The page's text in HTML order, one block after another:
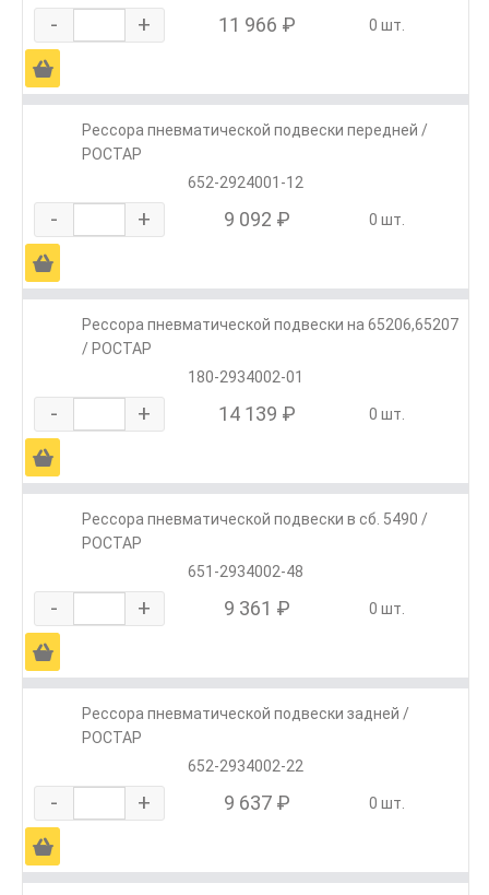
- + 11 966 ₽ 0 шт.
Ä
Рессора пневматической подвески передней /
РОСТАР
652-2924001-12
- + 9 092 ₽ 0 шт.
Ä
Рессора пневматической подвески на 65206,65207
/ РОСТАР
180-2934002-01
- + 14 139 ₽ 0 шт.
Ä
Рессора пневматической подвески в сб. 5490 /
РОСТАР
651-2934002-48
- + 9 361 ₽ 0 шт.
Ä
Рессора пневматической подвески задней /
РОСТАР
652-2934002-22
- + 9 637 ₽ 0 шт.
Ä